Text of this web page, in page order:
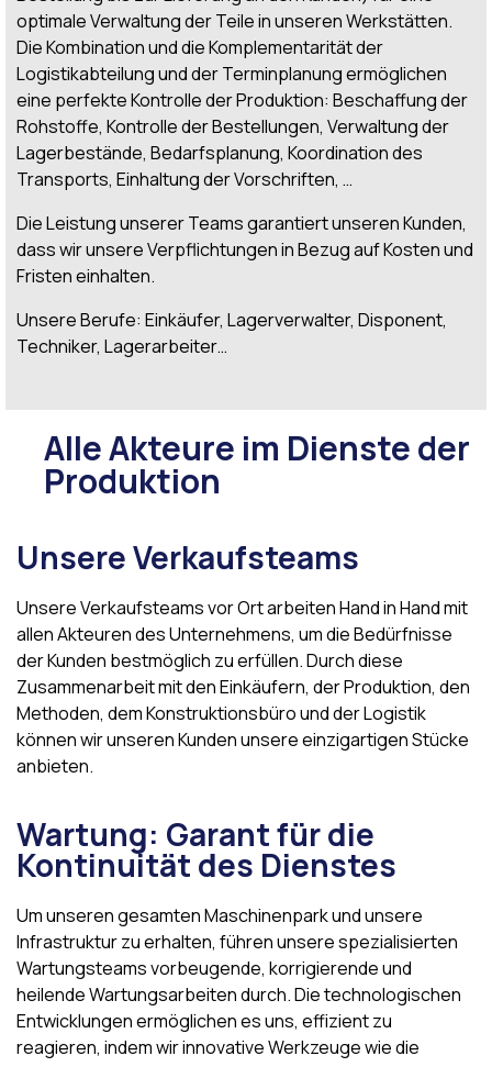
optimale Verwaltung der Teile in unseren Werkstätten.
Die Kombination und die Komplementarität der
Logistikabteilung und der Terminplanung ermöglichen
eine perfekte Kontrolle der Produktion: Beschaffung der
Rohstoffe, Kontrolle der Bestellungen, Verwaltung der
Lagerbestände, Bedarfsplanung, Koordination des
Transports, Einhaltung der Vorschriften, …
Die Leistung unserer Teams garantiert unseren Kunden,
dass wir unsere Verpflichtungen in Bezug auf Kosten und
Fristen einhalten.
Unsere Berufe: Einkäufer, Lagerverwalter, Disponent,
Techniker, Lagerarbeiter…
Alle Akteure im Dienste der
Produktion
Unsere Verkaufsteams
Unsere Verkaufsteams vor Ort arbeiten Hand in Hand mit
allen Akteuren des Unternehmens, um die Bedürfnisse
der Kunden bestmöglich zu erfüllen. Durch diese
Zusammenarbeit mit den Einkäufern, der Produktion, den
Methoden, dem Konstruktionsbüro und der Logistik
können wir unseren Kunden unsere einzigartigen Stücke
anbieten.
Wartung: Garant für die
Kontinuität des Dienstes
Um unseren gesamten Maschinenpark und unsere
Infrastruktur zu erhalten, führen unsere spezialisierten
Wartungsteams vorbeugende, korrigierende und
heilende Wartungsarbeiten durch. Die technologischen
Entwicklungen ermöglichen es uns, effizient zu
reagieren, indem wir innovative Werkzeuge wie die